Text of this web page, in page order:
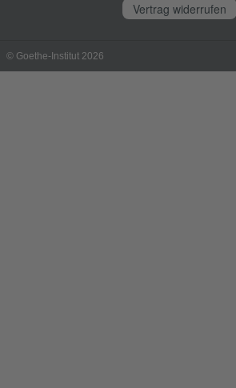
Vertrag widerrufen
© Goethe-Institut 2026